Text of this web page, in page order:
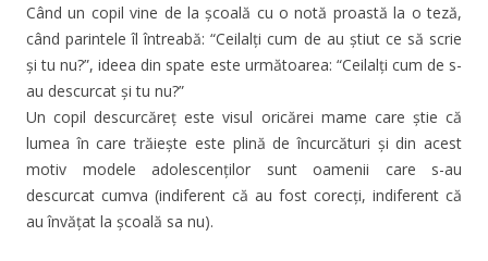
Când un copil vine de la școală cu o notă proastă la o teză,
când parintele îl întreabă: “Ceilalți cum de au știut ce să scrie
și tu nu?”, ideea din spate este următoarea: “Ceilalți cum de s-
au descurcat și tu nu?”
Un copil descurcăreț este visul oricărei mame care știe că
lumea în care trăiește este plină de încurcături și din acest
motiv modele adolescenților sunt oamenii care s-au
descurcat cumva (indiferent că au fost corecți, indiferent că
au învățat la școală sa nu).